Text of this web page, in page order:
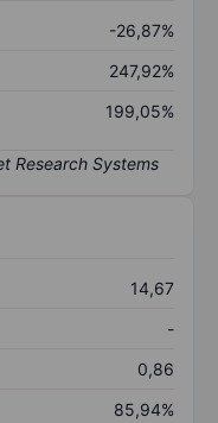
-26,87%
247,92%
199,05%
14,67
-
0,86
85,94%